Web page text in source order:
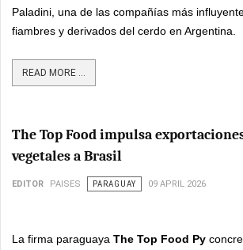
Paladini, una de las compañías más
fiambres y derivados del cerdo en Argentina.
READ MORE ...
The Top Food impulsa
vegetales a Brasil
EDITOR PAISES PARAGUAY 09 APRIL 2026
La firma paraguaya The Top Food Py